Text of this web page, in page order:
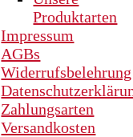
Produktarten
Impressum
AGBs
Widerrufsbelehrung
Zahlungsarten
Versandkosten